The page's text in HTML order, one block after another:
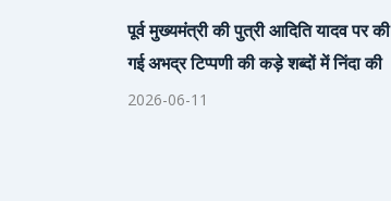
पूर्व मुख्यमंत्री की पुत्री आदिति यादव पर की
गई अभद्र टिप्पणी की कड़े शब्दों में निंदा की
2026-06-11